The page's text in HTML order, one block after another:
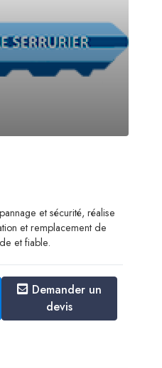
et sécurité, réalise
et remplacement de
et fiable.
Demander un
devis